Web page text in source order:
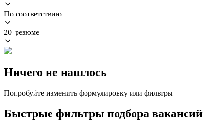
По соответствию
20 резюме
Ничего не нашлось
Попробуйте изменить формулировку или фильтры
Быстрые фильтры подбора вакансий